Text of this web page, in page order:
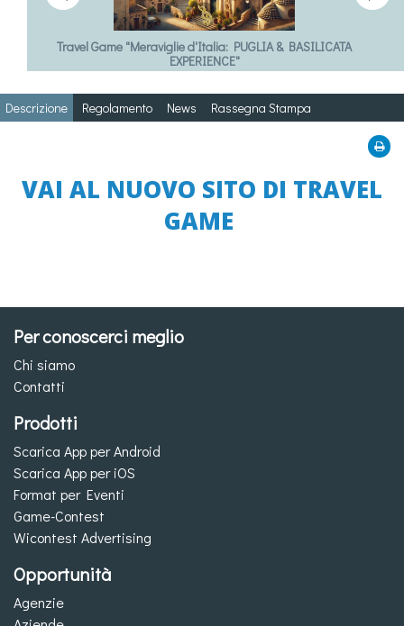
Game "Meraviglie d'Italia: PUGLIA & BASILICATA
Descrizione Regolamento News Rassegna Stampa
VAI AL NUOVO SITO DI TRAVEL
GAME
Per conoscerci meglio
Chi siamo
Contatti
Prodotti
Scarica App per Android
Scarica App per iOS
Format per Eventi
Game-Contest
Wicontest Advertising
Opportunità
Agenzie